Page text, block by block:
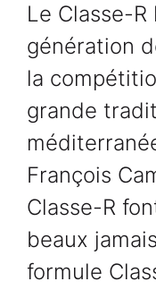
Le Classe-R
génération
la
grande
François
Classe-R
beaux
formule